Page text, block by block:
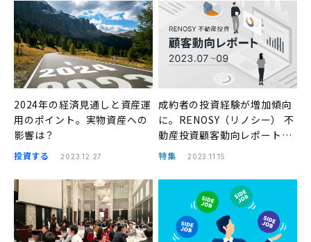
2024年の経済見通しと資産運
用のポイント。実物資産への
影響は？
投資する 2023.12.27
成約者の投資経験が増加傾向
に。RENOSY（リノシー） 不
動産投資顧客動向レポート
2023年7〜9月
特集 2023.11.15